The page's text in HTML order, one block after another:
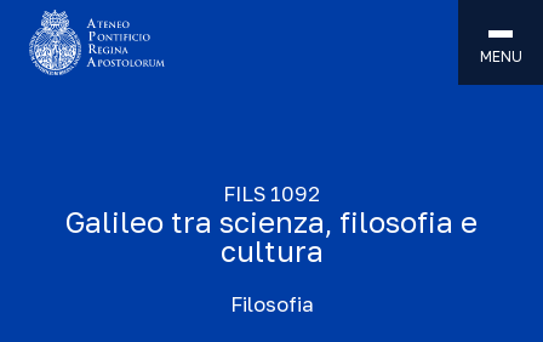
MENU
FILS 1092
Galileo tra scienza, filosofia e
cultura
Filosofia